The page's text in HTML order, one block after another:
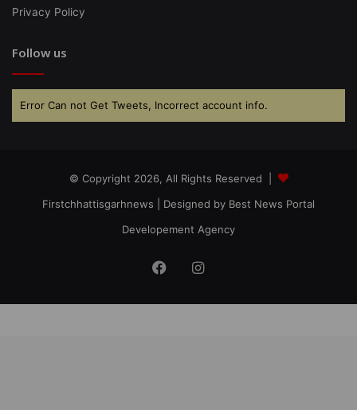
Privacy Policy
Follow us
Error Can not Get Tweets, Incorrect account info.
© Copyright 2026, All Rights Reserved |
Firstchhattisgarhnews | Designed by Best News Portal
Developement Agency
FacebookInstagram